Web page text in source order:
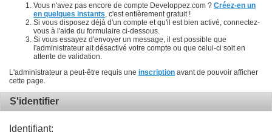
Vous n'avez pas encore de compte Developpez.com ? Créez-en un
en quelques instants , c'est entièrement gratuit !
Si vous disposez déjà d'un compte et qu'il est bien activé, connectez-
vous à l'aide du formulaire ci-dessous.
Si vous essayez d'envoyer un message, il est possible que
l'administrateur ait désactivé votre compte ou que celui-ci soit en
attente de validation.
L'administrateur a peut-être requis une inscription avant de pouvoir afficher
cette page.
S'identifier
Identifiant: